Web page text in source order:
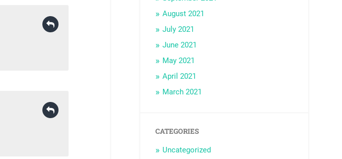
August 2021
July 2021
June 2021
May 2021
April 2021
March 2021
CATEGORIES
Uncategorized